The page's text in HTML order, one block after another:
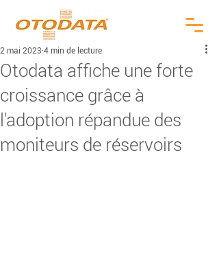
Otodata affiche une forte
croissance grâce à
l'adoption répandue des
moniteurs de réservoirs
2 mai 2023 4 min de lecture